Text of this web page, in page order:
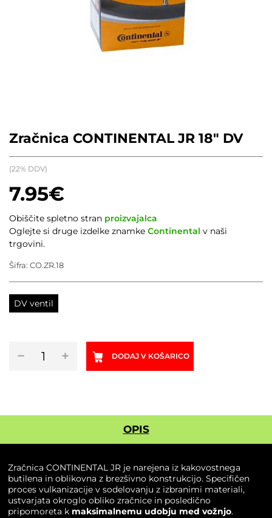
Zračnica CONTINENTAL JR 18″ DV
7.95€
(22% DDV)
DV ventil
−
CONTINENTAL
+ DODAJ V KOŠARICO
Obiščite spletno stran proizvajalca
Oglejte si druge izdelke znamke Continental v naši
trgovini.
Šifra: CO.ZR.18
OPIS
Zračnica CONTINENTAL JR je narejena iz kakovostnega
butilena in oblikovna z brezšivno konstrukcijo. Specifičen
proces vulkanizacije v sodelovanju z izbranimi materiali,
ustvarjata okroglo obliko zračnice in posledično
pripomoreta k maksimalnemu udobju med vožnjo.